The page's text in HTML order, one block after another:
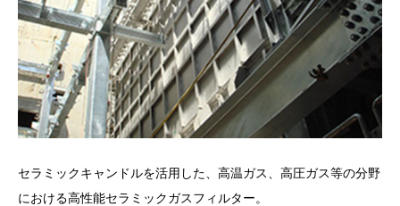
セラミックキャンドルを活用した、高温ガス、高圧ガス等の分野
における高性能セラミックガスフィルター。